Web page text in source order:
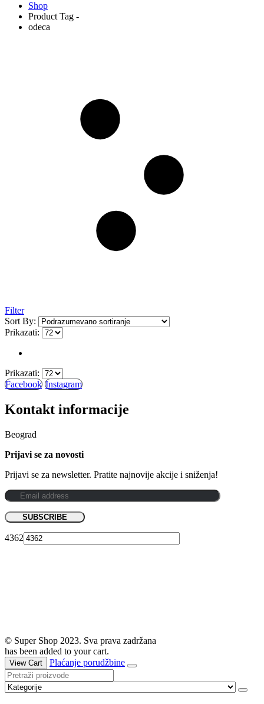
Shop
Product Tag -
odeca
Filter
Sort By:
Prikazati:
Prikazati:
Facebook Instagram
Kontakt informacije
Beograd
Prijavi se za novosti
Prijavi se za newsletter. Pratite najnovije akcije i sniženja!
4362
© Super Shop 2023. Sva prava zadržana
has been added to your cart.
View Cart Plaćanje porudžbine